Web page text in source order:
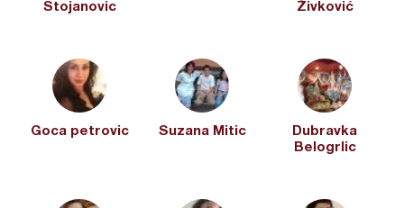
Stojanovic Živković
Goca petrovic Suzana Mitic
Dubravka
Belogrlic